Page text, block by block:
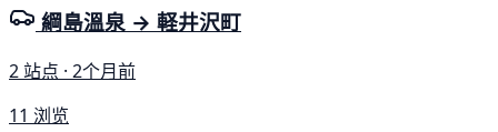
綱島溫泉 → 軽井沢町
2 站点 · 2个月前
11 浏览